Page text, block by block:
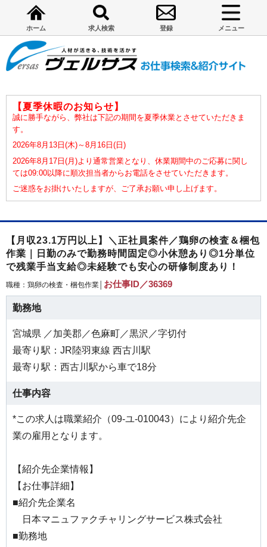
ホーム 求人検索 登録 メニュー
【夏季休暇のお知らせ】
誠に勝手ながら、弊社は下記の期間を夏季休業とさせていただきま
す。
2026年8月13日(木)～8月16日(日)
2026年8月17日(月)より通常営業となり、休業期間中のご応募に関し
ては09:00以降に順次担当者からお電話をさせていただきます。
ご迷惑をお掛けいたしますが、ご了承お願い申し上げます。
【月収23.1万円以上】＼正社員案件／鶏卵の検査＆梱包
作業｜日勤のみで勤務時間固定◎小休憩あり◎1分単位
で残業手当支給◎未経験でも安心の研修制度あり！
職種：鶏卵の検査・梱包作業│ お仕事ID／36369
勤務地
宮城県 ／加美郡／色麻町／黒沢／字切付
最寄り駅：JR陸羽東線 西古川駅
最寄り駅：西古川駅から車で18分
仕事内容
*この求人は職業紹介（09-ユ-010043）により紹介先企
業の雇用となります。
【紹介先企業情報】
【お仕事詳細】
■紹介先企業名
日本マニュファクチャリングサービス株式会社
■勤務地